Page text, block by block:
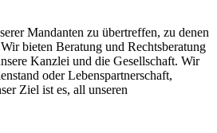
Mandanten zu übertreffen, zu denen
bieten Beratung und Rechtsberatung
Kanzlei und die Gesellschaft. Wir
oder Lebenspartnerschaft,
Ziel ist es, all unseren